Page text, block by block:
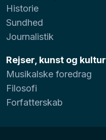
Historie
Sundhed
Journalistik
Rejser, kunst og kultur
Musikalske foredrag
Filosofi
Forfatterskab